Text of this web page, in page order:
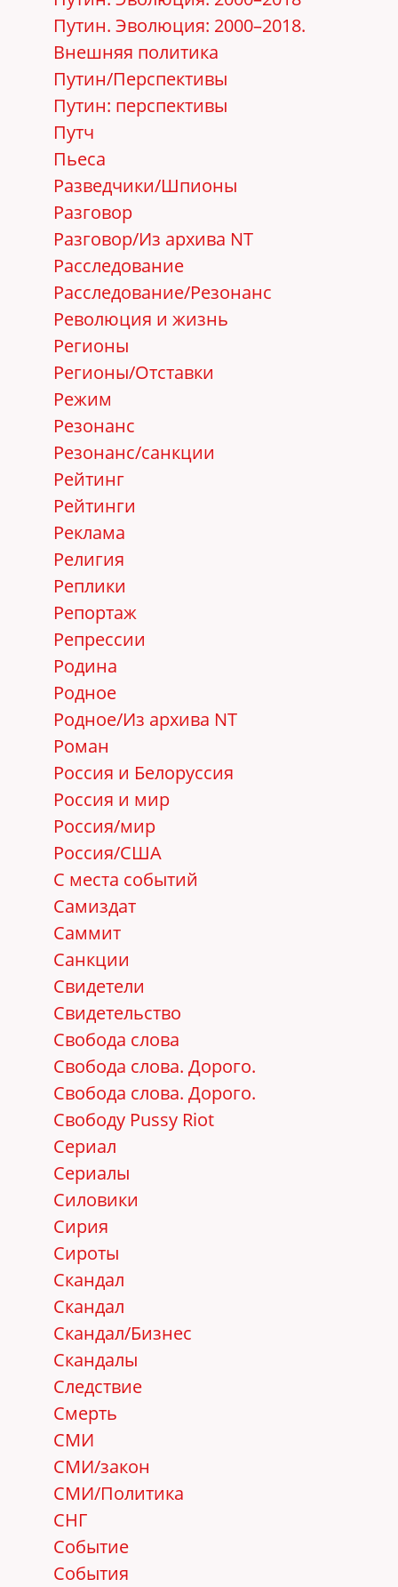
Путин. Эволюция: 2000–2018.
Внешняя политика
Путин/Перспективы
Путин: перспективы
Путч
Пьеса
Разведчики/Шпионы
Разговор
Разговор/Из архива NT
Расследование
Расследование/Резонанс
Революция и жизнь
Регионы
Регионы/Отставки
Режим
Резонанс
Резонанс/санкции
Рейтинг
Рейтинги
Реклама
Религия
Реплики
Репортаж
Репрессии
Родина
Родное
Родное/Из архива NT
Роман
Россия и Белоруссия
Россия и мир
Россия/мир
Россия/США
С места событий
Самиздат
Саммит
Санкции
Свидетели
Свидетельство
Свобода слова
Свобода слова. Дорого.
Свобода слова. Дорого.
Свободу Pussy Riot
Сериал
Сериалы
Силовики
Сирия
Сироты
Скандал
Скандал
Скандал/Бизнес
Скандалы
Следствие
Смерть
СМИ
СМИ/закон
СМИ/Политика
СНГ
Событие
События